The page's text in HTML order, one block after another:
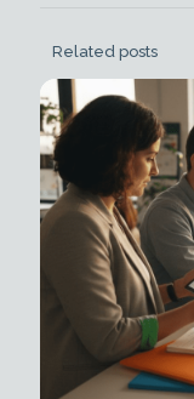
Related posts